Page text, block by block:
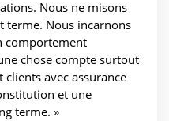
Nous ne misons
terme. Nous incarnons
comportement
chose compte surtout
clients avec assurance
et une
terme. »